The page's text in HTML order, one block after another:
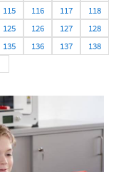
115 116 117
118
125 126 127
128
135 136 137
138